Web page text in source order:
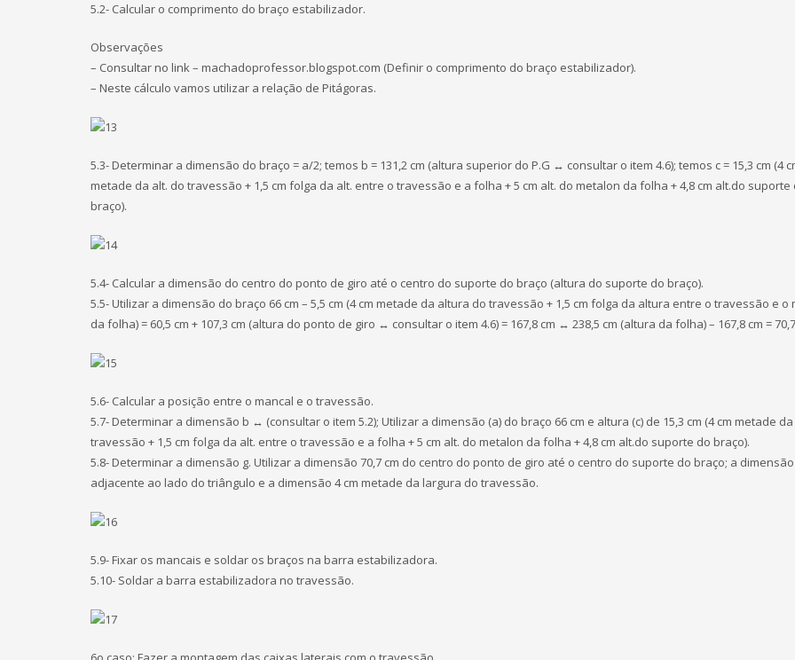
5.2- Calcular o comprimento do braço estabilizador.
Observações
– Consultar no link – machadoprofessor.blogspot.com (Definir o comprimento do braço estabilizador).
– Neste cálculo vamos utilizar a relação de Pitágoras.
5.3- Determinar a dimensão do braço = a/2; temos b = 131,2 cm (altura superior do P.G ↔ consultar o item 4.6); temos c = 15,3 cm (4
metade da alt. do travessão + 1,5 cm folga da alt. entre o travessão e a folha + 5 cm alt. do metalon da folha + 4,8 cm alt.do suporte
braço).
5.4- Calcular a dimensão do centro do ponto de giro até o centro do suporte do braço (altura do suporte do braço).
5.5- Utilizar a dimensão do braço 66 cm – 5,5 cm (4 cm metade da altura do travessão + 1,5 cm folga da altura entre o travessão e o
da folha) = 60,5 cm + 107,3 cm (altura do ponto de giro ↔ consultar o item 4.6) = 167,8 cm ↔ 238,5 cm (altura da folha) – 167,8 cm =
5.6- Calcular a posição entre o mancal e o travessão.
5.7- Determinar a dimensão b ↔ (consultar o item 5.2); Utilizar a dimensão (a) do braço 66 cm e altura (c) de 15,3 cm (4 cm metade
travessão + 1,5 cm folga da alt. entre o travessão e a folha + 5 cm alt. do metalon da folha + 4,8 cm alt.do suporte do braço).
5.8- Determinar a dimensão g. Utilizar a dimensão 70,7 cm do centro do ponto de giro até o centro do suporte do braço; a dimensão
adjacente ao lado do triângulo e a dimensão 4 cm metade da largura do travessão.
5.9- Fixar os mancais e soldar os braços na barra estabilizadora.
5.10- Soldar a barra estabilizadora no travessão.